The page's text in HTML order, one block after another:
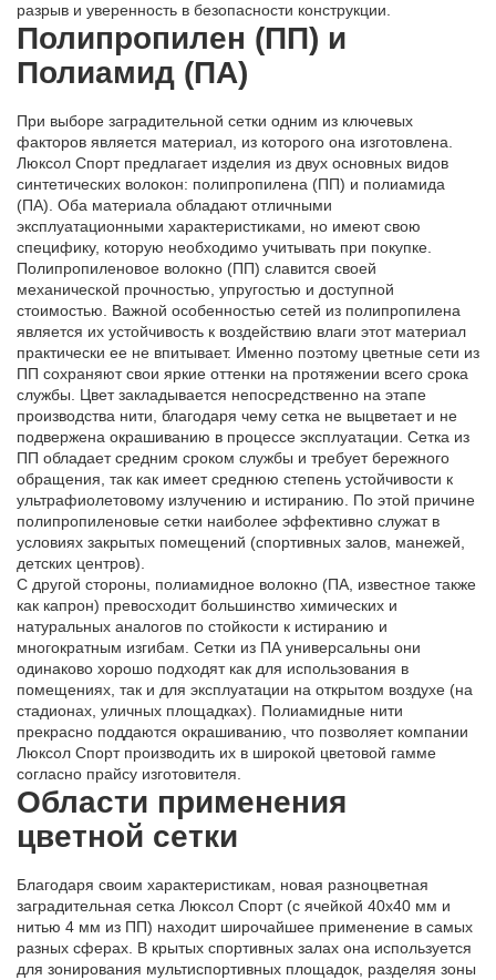
разрыв и уверенность в безопасности конструкции.
Полипропилен (ПП) и
Полиамид (ПА)
При выборе заградительной сетки одним из ключевых
факторов является материал, из которого она изготовлена.
Люксол Спорт предлагает изделия из двух основных видов
синтетических волокон: полипропилена (ПП) и полиамида
(ПА). Оба материала обладают отличными
эксплуатационными характеристиками, но имеют свою
специфику, которую необходимо учитывать при покупке.
Полипропиленовое волокно (ПП) славится своей
механической прочностью, упругостью и доступной
стоимостью. Важной особенностью сетей из полипропилена
является их устойчивость к воздействию влаги этот материал
практически ее не впитывает. Именно поэтому цветные сети из
ПП сохраняют свои яркие оттенки на протяжении всего срока
службы. Цвет закладывается непосредственно на этапе
производства нити, благодаря чему сетка не выцветает и не
подвержена окрашиванию в процессе эксплуатации. Сетка из
ПП обладает средним сроком службы и требует бережного
обращения, так как имеет среднюю степень устойчивости к
ультрафиолетовому излучению и истиранию. По этой причине
полипропиленовые сетки наиболее эффективно служат в
условиях закрытых помещений (спортивных залов, манежей,
детских центров).
С другой стороны, полиамидное волокно (ПА, известное также
как капрон) превосходит большинство химических и
натуральных аналогов по стойкости к истиранию и
многократным изгибам. Сетки из ПА универсальны они
одинаково хорошо подходят как для использования в
помещениях, так и для эксплуатации на открытом воздухе (на
стадионах, уличных площадках). Полиамидные нити
прекрасно поддаются окрашиванию, что позволяет компании
Люксол Спорт производить их в широкой цветовой гамме
согласно прайсу изготовителя.
Области применения
цветной сетки
Благодаря своим характеристикам, новая разноцветная
заградительная сетка Люксол Спорт (с ячейкой 40х40 мм и
нитью 4 мм из ПП) находит широчайшее применение в самых
разных сферах. В крытых спортивных залах она используется
для зонирования мультиспортивных площадок, разделяя зоны